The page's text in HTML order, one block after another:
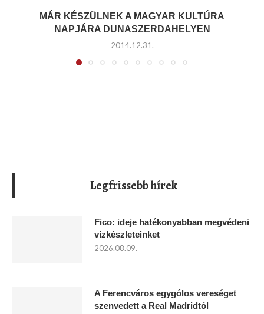
MÁR KÉSZÜLNEK A MAGYAR KULTÚRA
NAPJÁRA DUNASZERDAHELYEN
2014.12.31.
Legfrissebb hírek
Fico: ideje hatékonyabban megvédeni
vízkészleteinket
2026.08.09.
A Ferencváros egygólos vereséget
szenvedett a Real Madridtól